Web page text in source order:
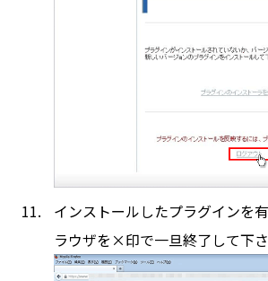
インストールしたプラグインを
ラウザを×印で一旦終了して下さ